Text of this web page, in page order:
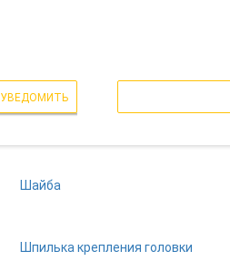
УВЕДОМИТЬ
Шайба
Шпилька крепления головки